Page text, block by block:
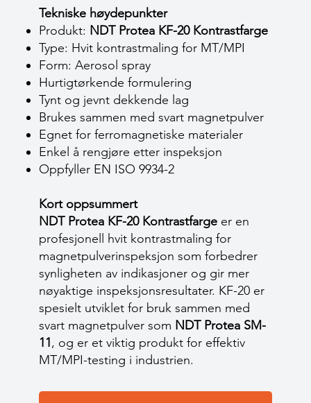
Tekniske høydepunkter
Produkt: NDT Protea KF-20 Kontrastfarge
Type: Hvit kontrastmaling for MT/MPI
Form: Aerosol spray
Hurtigtørkende formulering
Tynt og jevnt dekkende lag
Brukes sammen med svart magnetpulver
Egnet for ferromagnetiske materialer
Enkel å rengjøre etter inspeksjon
Oppfyller EN ISO 9934-2
Kort oppsummert
NDT Protea KF-20 Kontrastfarge er en
profesjonell hvit kontrastmaling for
magnetpulverinspeksjon som forbedrer
synligheten av indikasjoner og gir mer
nøyaktige inspeksjonsresultater. KF-20 er
spesielt utviklet for bruk sammen med
svart magnetpulver som NDT Protea SM-
11, og er et viktig produkt for effektiv
MT/MPI-testing i industrien.